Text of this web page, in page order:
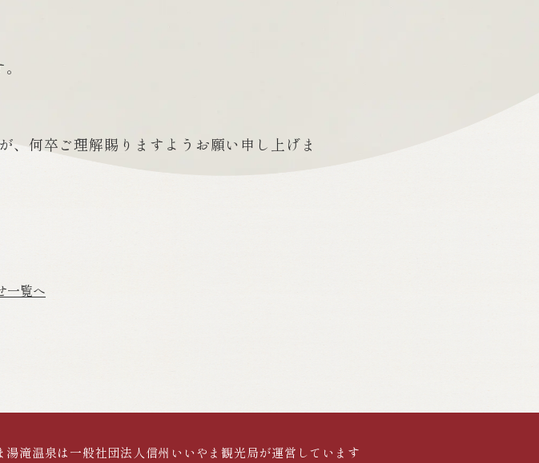
、何卒ご理解賜りますようお願い申し上げま
一覧へ
湯滝温泉は一般社団法人信州いいやま観光局が運営しています